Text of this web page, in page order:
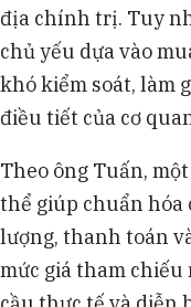
địa chính trị. Tuy
chủ yếu dựa vào
khó kiểm soát, làm
điều tiết của cơ
Theo ông Tuấn,
thể giúp chuẩn hóa
lượng, thanh toán
mức giá tham